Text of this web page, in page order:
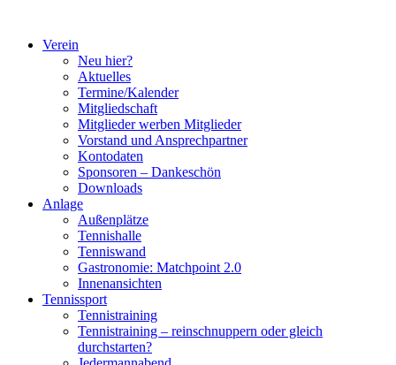
springenVerein
Neu hier?
Aktuelles
Termine/Kalender
Mitgliedschaft
Mitglieder werben Mitglieder
Vorstand und Ansprechpartner
Kontodaten
Sponsoren – Dankeschön
Downloads
Anlage
Außenplätze
Tennishalle
Tenniswand
Gastronomie: Matchpoint 2.0
Innenansichten
Tennissport
Tennistraining
Tennistraining – reinschnuppern oder gleich
durchstarten?